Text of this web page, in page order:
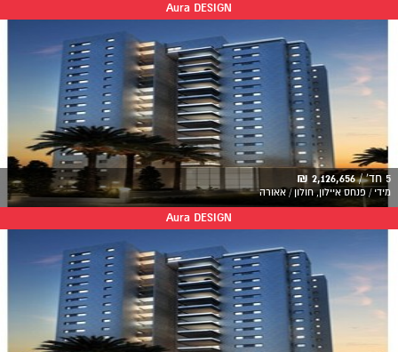
Aura DESIGN
5 חד' / 2,126,656 ₪
מידי / פנחס איילון, חולון / אאורה
Aura DESIGN